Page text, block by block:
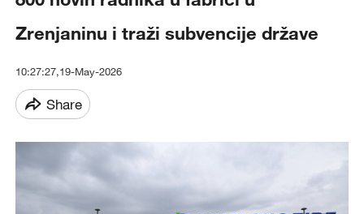
Zrenjaninu i traži subvencije države
10:27:27,19-May-2026
Share